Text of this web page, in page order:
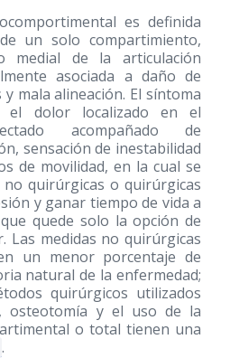
es definida
un solo compartimiento,
medial de la articulación
asociada a daño de
mala alineación. El síntoma
el dolor localizado en el
acompañado de
sensación de inestabilidad
de movilidad, en la cual se
no quirúrgicas o quirúrgicas
y ganar tiempo de vida a
quede solo la opción de
Las medidas no quirúrgicas
un menor porcentaje de
natural de la enfermedad;
quirúrgicos utilizados
osteotomía y el uso de la
o total tienen una
.